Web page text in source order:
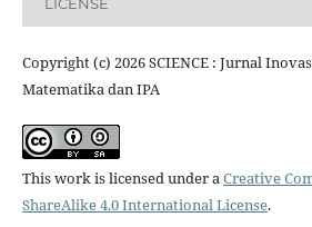
Copyright (c) 2026 SCIENCE : Jurnal
Matematika dan IPA
This work is licensed under aCreative
ShareAlike 4.0 International License.